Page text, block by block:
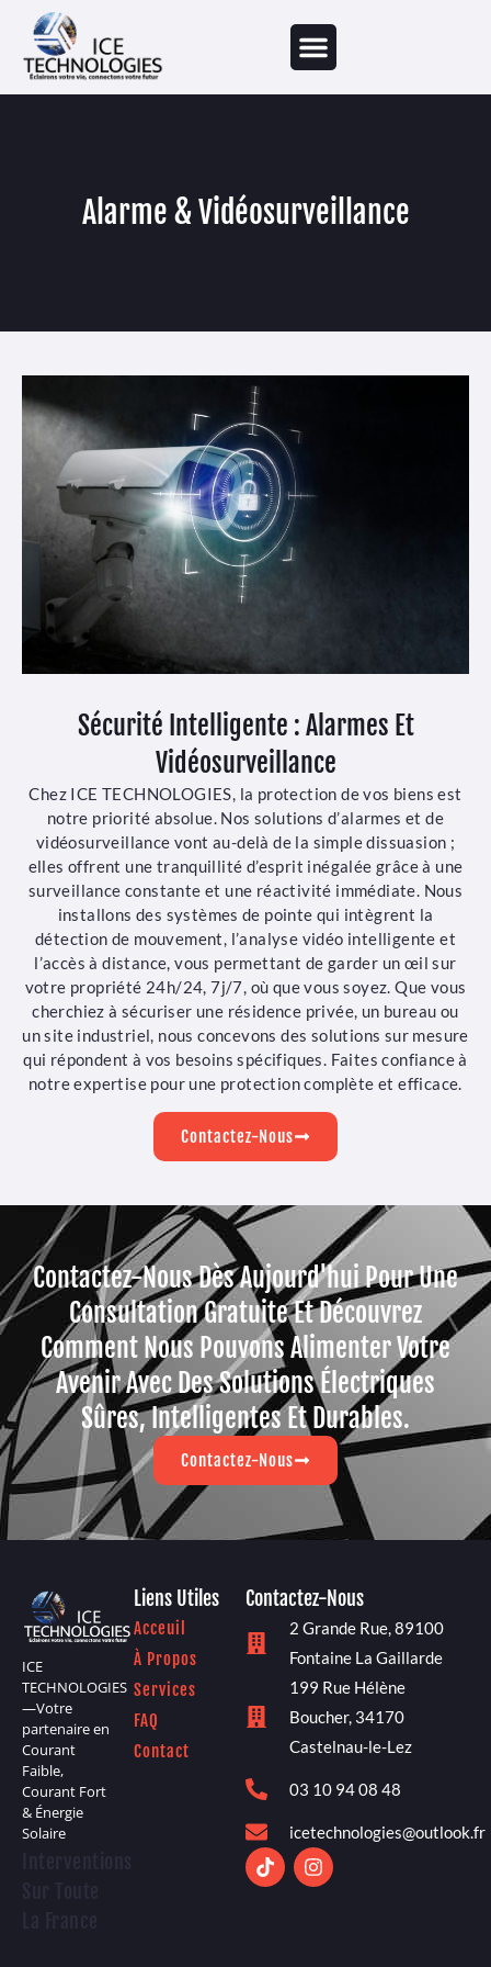
Alarme & Vidéosurveillance
Sécurité Intelligente : Alarmes Et
Vidéosurveillance
Chez ICE TECHNOLOGIES, la protection de vos biens est
notre priorité absolue. Nos solutions d’alarmes et de
vidéosurveillance vont au-delà de la simple dissuasion ;
elles offrent une tranquillité d’esprit inégalée grâce à une
surveillance constante et une réactivité immédiate. Nous
installons des systèmes de pointe qui intègrent la
détection de mouvement, l’analyse vidéo intelligente et
l’accès à distance, vous permettant de garder un œil sur
votre propriété 24h/24, 7j/7, où que vous soyez. Que vous
cherchiez à sécuriser une résidence privée, un bureau ou
un site industriel, nous concevons des solutions sur mesure
qui répondent à vos besoins spécifiques. Faites confiance à
notre expertise pour une protection complète et efficace.
Contactez-Nous
Contactez-Nous Dès Aujourd'hui Pour Une
Consultation Gratuite Et Découvrez
Comment Nous Pouvons Alimenter Votre
Avenir Avec Des Solutions Électriques
Sûres, Intelligentes Et Durables.
Contactez-Nous
ICE
TECHNOLOGIES
—Votre
partenaire en
Courant
Faible,
Courant Fort
& Énergie
Solaire
Liens Utiles
Acceuil
À Propos
Services
FAQ
Contact
Contactez-Nous
2 Grande Rue, 89100
Fontaine La Gaillarde
199 Rue Hélène
Boucher, 34170
Castelnau-le-Lez
03 10 94 08 48
icetechnologies@outlook.fr